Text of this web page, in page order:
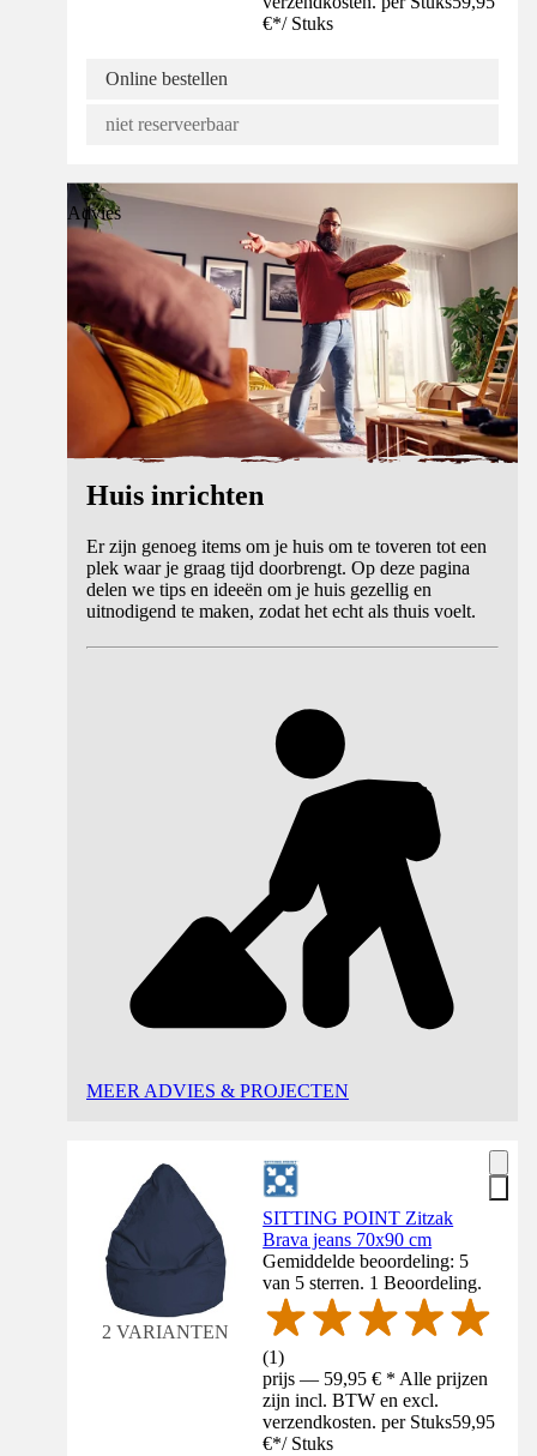
€*/ Stuks
Online bestellen
niet reserveerbaar
Advies
Huis inrichten
Er zijn genoeg items om je huis om te toveren tot een
plek waar je graag tijd doorbrengt. Op deze pagina
delen we tips en ideeën om je huis gezellig en
uitnodigend te maken, zodat het echt als thuis voelt.
MEER ADVIES & PROJECTEN
2 VARIANTEN
SITTING POINT Zitzak
Brava jeans 70x90 cm
Gemiddelde beoordeling: 5
van 5 sterren. 1 Beoordeling.
(1)
prijs — 59,95 € * Alle prijzen
zijn incl. BTW en excl.
verzendkosten. per Stuks59,95
€*/ Stuks